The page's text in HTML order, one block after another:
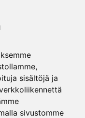
sisältöjä ja
sivustomme